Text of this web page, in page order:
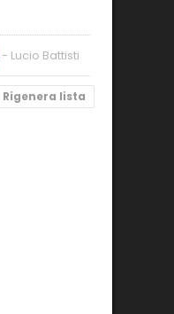
- Lucio Battisti
Rigenera lista